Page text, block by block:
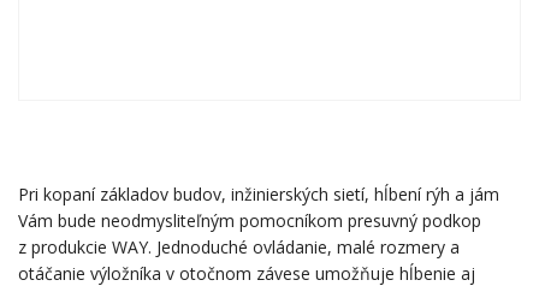
Pri kopaní základov budov, inžinierských sietí, hĺbení rýh a jám
Vám bude neodmysliteľným pomocníkom presuvný podkop
z produkcie WAY. Jednoduché ovládanie, malé rozmery a
otáčanie výložníka v otočnom závese umožňuje hĺbenie aj